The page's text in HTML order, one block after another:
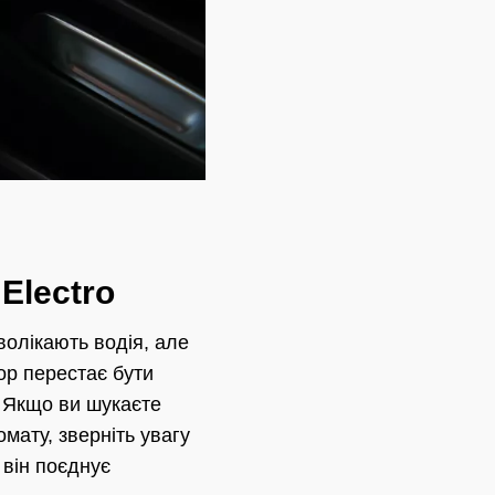
водія, але
перестає бути
Якщо ви шукаєте
зверніть увагу
поєднує